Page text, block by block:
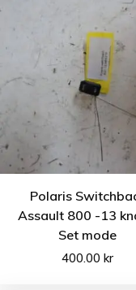
Polaris
Assault 800 -13
Set mode
400.00kr